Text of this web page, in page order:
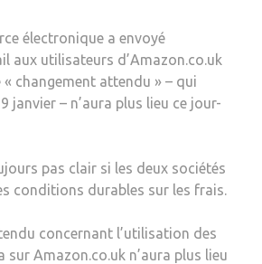
électronique a envoyé
aux utilisateurs d’Amazon.co.uk
changement attendu » – qui
janvier – n’aura plus lieu ce jour-
pas clair si les deux sociétés
conditions durables sur les frais.
concernant l’utilisation des
sur Amazon.co.uk n’aura plus lieu